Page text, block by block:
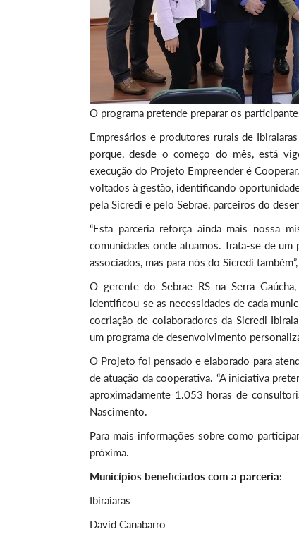
O programa pretende preparar os
Empresários e produtores rurais de
porque, desde o começo do mês, está
execução do Projeto Empreender é
voltados à gestão, identificando
pela Sicredi e pelo Sebrae, parceiros do
“Esta parceria reforça ainda mais nossa
comunidades onde atuamos. Trata-se de
associados, mas para nós do Sicredi
O gerente do Sebrae RS na Serra
identificou-se as necessidades de cada
cocriação de colaboradores da Sicredi
um programa de desenvolvimento
O Projeto foi pensado e elaborado para
de atuação da cooperativa. “A iniciativa
aproximadamente 1.053 horas de
Nascimento.
Para mais informações sobre como
próxima.
Municípios beneficiados com a parceria:
Ibiraiaras
David Canabarro